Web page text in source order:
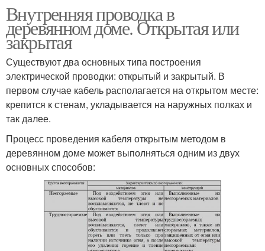
Внутренняя проводка в
деревянном доме. Открытая или
закрытая
Существуют два основных типа построения
электрической проводки: открытый и закрытый. В
первом случае кабель располагается на открытом месте:
крепится к стенам, укладывается на наружных полках и
так далее.
Процесс проведения кабеля открытым методом в
деревянном доме может выполняться одним из двух
основных способов: